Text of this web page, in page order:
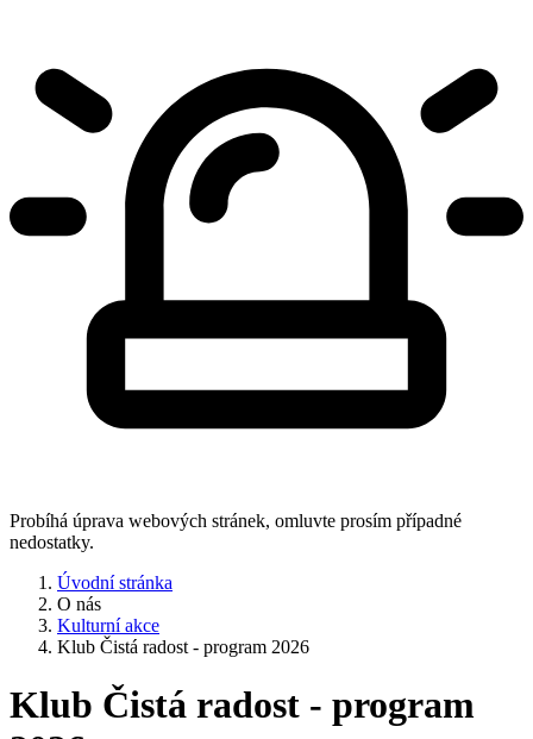
Probíhá úprava webových stránek, omluvte prosím případné
nedostatky.
Úvodní stránka
O nás
Kulturní akce
Klub Čistá radost - program 2026
Klub Čistá radost - program